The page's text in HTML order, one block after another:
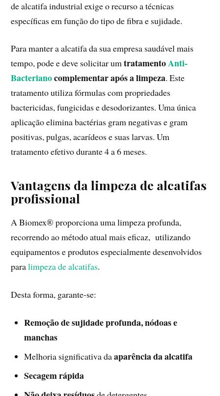
de alcatifa industrial exige o recurso a técnicas
específicas em função do tipo de fibra e sujidade.
Para manter a alcatifa da sua empresa saudável mais
tempo, pode e deve solicitar umtratamentoAnti-
Bacterianocomplementar após a limpeza. Este
tratamento utiliza fórmulas com propriedades
bactericidas, fungicidas e desodorizantes. Uma única
aplicação elimina bactérias gram negativas e gram
positivas, pulgas, acarídeos e suas larvas. Um
tratamento efetivo durante 4 a 6 meses.
Vantagens da limpeza de alcatifas
profissional
A Biomex® proporciona uma limpeza profunda,
recorrendo ao método atual mais eficaz, utilizando
equipamentos e produtos especialmente desenvolvidos
paralimpeza de alcatifas.
Desta forma, garante-se:
Remoção de sujidade profunda, nódoas e
manchas
Melhoria significativa daaparência da alcatifa
Secagem rápida